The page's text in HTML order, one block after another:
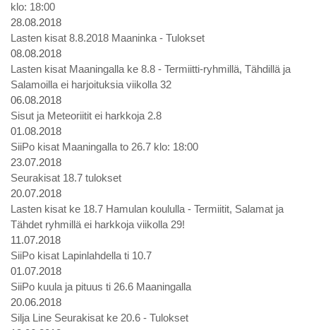
klo: 18:00
28.08.2018
Lasten kisat 8.8.2018 Maaninka - Tulokset
08.08.2018
Lasten kisat Maaningalla ke 8.8 - Termiitti-ryhmillä, Tähdillä ja
Salamoilla ei harjoituksia viikolla 32
06.08.2018
Sisut ja Meteoriitit ei harkkoja 2.8
01.08.2018
SiiPo kisat Maaningalla to 26.7 klo: 18:00
23.07.2018
Seurakisat 18.7 tulokset
20.07.2018
Lasten kisat ke 18.7 Hamulan koululla - Termiitit, Salamat ja
Tähdet ryhmillä ei harkkoja viikolla 29!
11.07.2018
SiiPo kisat Lapinlahdella ti 10.7
01.07.2018
SiiPo kuula ja pituus ti 26.6 Maaningalla
20.06.2018
Silja Line Seurakisat ke 20.6 - Tulokset